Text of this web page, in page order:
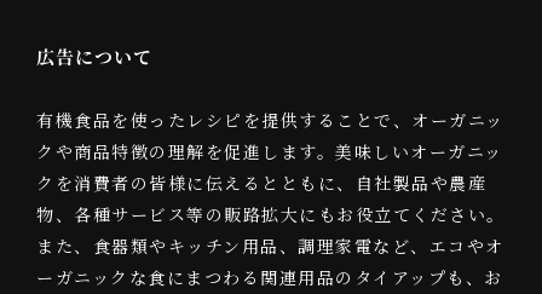
広告について
有機食品を使ったレシピを提供することで、オーガニッ
クや商品特徴の理解を促進します。美味しいオーガニッ
クを消費者の皆様に伝えるとともに、自社製品や農産
物、各種サービス等の販路拡大にもお役立てください。
また、食器類やキッチン用品、調理家電など、エコやオ
ーガニックな食にまつわる関連用品のタイアップも、お